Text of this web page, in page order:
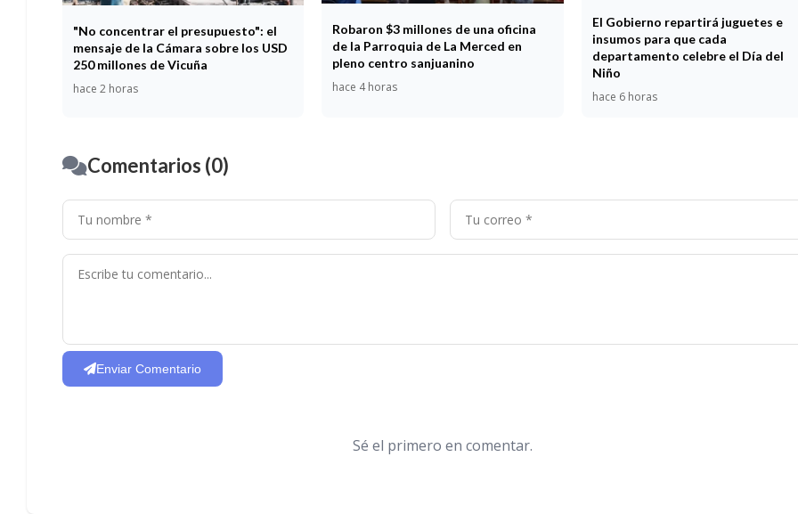
"No concentrar el presupuesto": el
mensaje de la Cámara sobre los USD
250 millones de Vicuña
hace 2 horas
Robaron $3 millones de una oficina
de la Parroquia de La Merced en
pleno centro sanjuanino
hace 4 horas
El Gobierno repartirá juguetes e
insumos para que cada
departamento celebre el Día del
Niño
hace 6 horas
Comentarios (0)
Enviar Comentario
Sé el primero en comentar.